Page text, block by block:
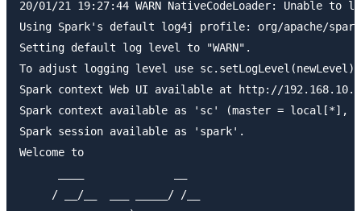
20/01/21 19:27:44 WARN NativeCodeLoader:
Using Spark's default log4j profile: org/apache/
Setting default log level to "WARN".
To adjust logging level use
Spark context Web UI available at http://
Spark context available as 'sc' (master = local[*],
Spark session available as 'spark'.
Welcome to
     / __/__  ___ _____/ /__